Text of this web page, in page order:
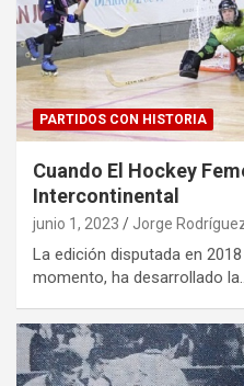
PARTIDOS CON HISTORIA
Cuando El Hockey
Intercontinental
junio 1, 2023 Jorge
La edición disputada en
momento, ha desarrollado